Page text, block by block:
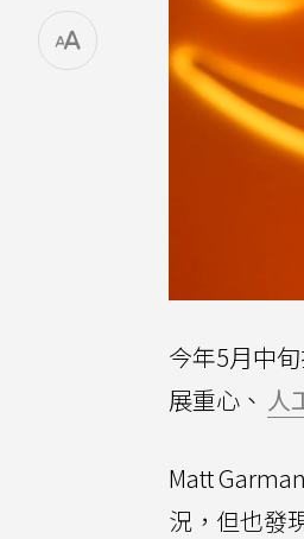
今年5月中
展重心、 人
Matt
況，但也發